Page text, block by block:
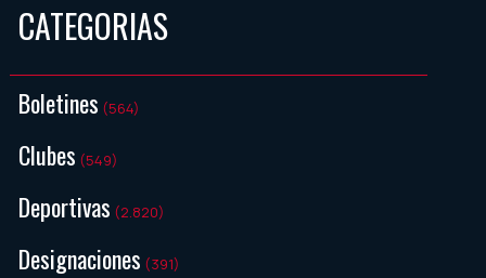
CATEGORIAS
Boletines (564)
Clubes (549)
Deportivas (2.820)
Designaciones (391)